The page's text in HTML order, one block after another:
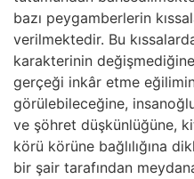
bazı peygamberlerin
verilmektedir. Bu
karakterinin
gerçeği inkâr etme
görülebileceğine,
ve şöhret düşkünlüğüne,
körü körüne bağlılığına
bir şair tarafından